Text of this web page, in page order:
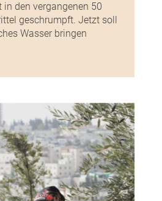
in den vergangenen 50
geschrumpft. Jetzt soll
Wasser bringen